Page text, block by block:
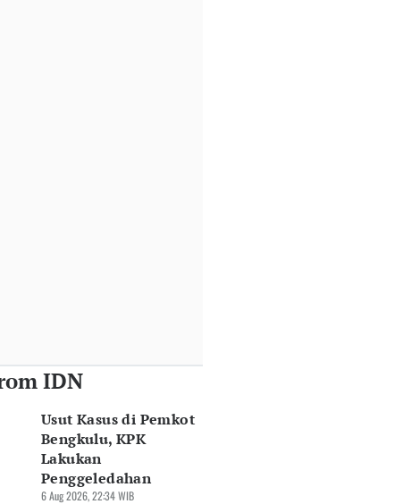
IDN
Usut Kasus di Pemkot
Bengkulu, KPK
Lakukan
Penggeledahan
6 Aug 2026, 22:34 WIB